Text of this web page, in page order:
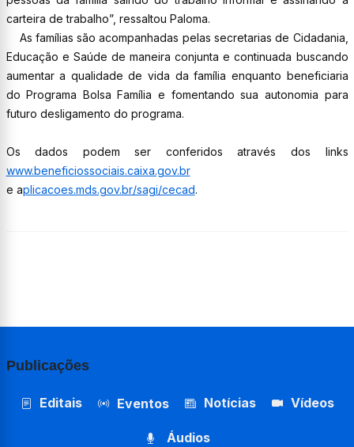
carteira de trabalho”, ressaltou Paloma.
As famílias são acompanhadas pelas secretarias de Cidadania,
Educação e Saúde de maneira conjunta e continuada buscando
aumentar a qualidade de vida da família enquanto beneficiaria
do Programa Bolsa Família e fomentando sua autonomia para
futuro desligamento do programa.
Os dados podem ser conferidos através dos links
www.beneficiossociais.caixa.gov.br
e aplicacoes.mds.gov.br/sagi/cecad.
Publicações
Editais Eventos Notícias Vídeos
Áudios